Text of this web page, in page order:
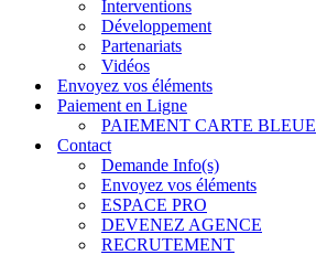
Interventions
Développement
Partenariats
Vidéos
Envoyez vos éléments
Paiement en Ligne
PAIEMENT CARTE BLEUE
Contact
Demande Info(s)
Envoyez vos éléments
ESPACE PRO
DEVENEZ AGENCE
RECRUTEMENT